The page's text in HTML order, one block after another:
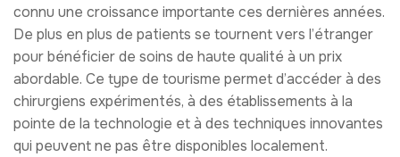
connu une croissance importante ces dernières années.
De plus en plus de patients se tournent vers l’étranger
pour bénéficier de soins de haute qualité à un prix
abordable. Ce type de tourisme permet d’accéder à des
chirurgiens expérimentés, à des établissements à la
pointe de la technologie et à des techniques innovantes
qui peuvent ne pas être disponibles localement.